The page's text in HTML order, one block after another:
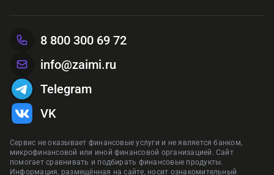
Сервис не оказывает финансовые услуги и не является банком,
микрофинансовой или иной финансовой организацией. Сайт
помогает сравнивать и подбирать финансовые продукты.
Информация, размещённая на сайте, носит ознакомительный
8 800 300 69 72
info@zaimi.ru
Telegram
VK